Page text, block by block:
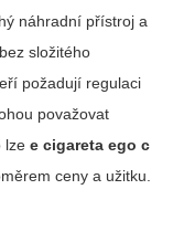
náhradní přístroj a
složitého
požadují regulaci
považovat
lze e cigareta ego c
ceny a užitku.